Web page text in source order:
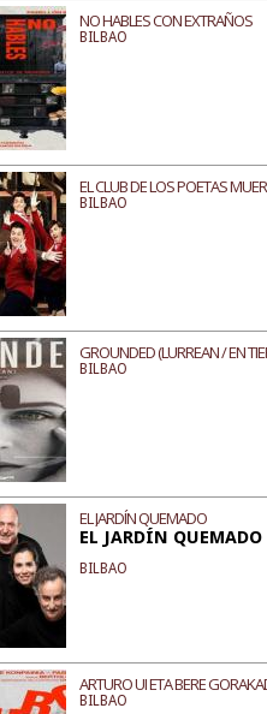
NO HABLES CON EXTRAÑOS
BILBAO
EL CLUB DE LOS POETAS
BILBAO
GROUNDED (LURREAN / EN
BILBAO
EL JARDÍN QUEMADO
EL JARDÍN QUEMADO
BILBAO
ARTURO UI ETA BERE
BILBAO